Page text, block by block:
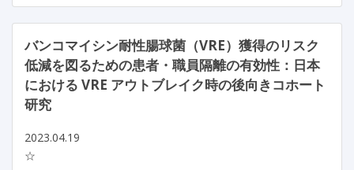
バンコマイシン耐性腸球菌（VRE）獲得のリスク
低減を図るための患者・職員隔離の有効性：日本
における VRE アウトブレイク時の後向きコホート
研究
2023.04.19
☆